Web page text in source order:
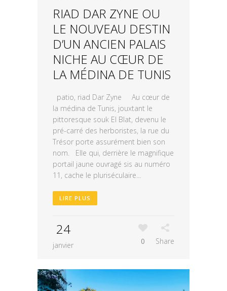
RIAD DAR ZYNE OU
LE NOUVEAU DESTIN
D’UN ANCIEN PALAIS
NICHE AU CŒUR DE
LA MÉDINA DE TUNIS
patio, riad Dar Zyne Au cœur de
la médina de Tunis, jouxtant le
pittoresque souk El Blat, devenu le
pré-carré des herboristes, la rue du
Trésor porte assurément bien son
nom. Elle qui, derrière le magnifique
portail jaune ouvragé sis au numéro
11, cache le pluriséculaire...
LIRE PLUS
24
janvier 0 Share